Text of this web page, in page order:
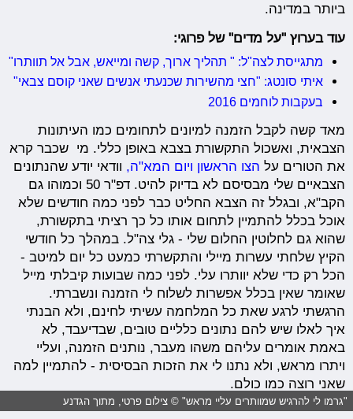
ביותר במדינה.
עוד בערוץ "על מדים" של פרוגי:
מתגייסת לצה"ל: " תהליך ארוך, קשה ומייאש, אבל אל תוותרו"
איתי סונטג: "חצי מהשירות שכנעתי אנשים שאני קוסם צבאי"
בעקבות לוחמים 2016
מאד קשה לקבל הזמנה למיונים לתחומים כמו העיתונות
הצבאית, ואשכול התקשורת בצבא באופן כללי. מי שכבר קרא
את הטורים על הצו הראשון ויום המא"ה, וודאי יודע שהנתונים
הצבאיים שלי מבסיסם לא בדיוק להיט. דפ"ר 50 וכמוהו גם
הקב"א, ובגלל זה הצבא החליט כבר לפני כמה חודשים שלא
אוכל בכלל להתמיין לתחום אותו כל כך רציתי בתקשורת,
שהוא גם לחלוטין החלום שלי - גלי צה"ל. במהלך כל חודשי
הקיץ שלחתי עשרות מיילי והתקשרתי כמעט כל יום למיטב -
הכל רק כדי שלא יוותרו עלי. לפני כמה שבועות קיבלתי מייל
שאומר שאין בכלל אפשרות לשלוח לי הזמנה ונשברתי.
הרגשתי לרגע שאת כל המלחמה עשיתי לחינם, ולא הבנתי
איך לאלו שיש להם נתונים כלליים טובים, שבדיעבד, לא
באמת אומרים עליהם משהו מעבר, נותנים הזמנה, ועליי
ויתרו מראש, ולא נתנו לי את הזכות הבסיסית - להתמיין למה
שאני רוצה כמו כולם.
"גרמו לי להרגיש שמוותרים עליי מראש" © צילום פרטי, מתוך הגדנע